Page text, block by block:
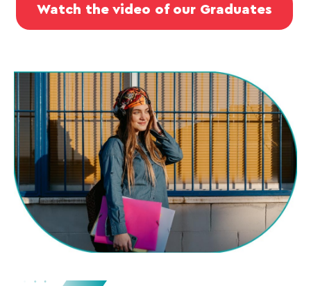
Watch the video of our Graduates